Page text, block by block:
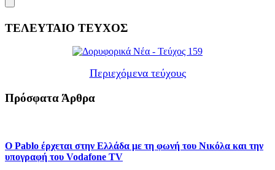
ΤΕΛΕΥΤΑΙΟ ΤΕΥΧΟΣ
Περιεχόμενα τεύχους
Πρόσφατα Άρθρα
Ο Pablo έρχεται στην Ελλάδα με τη φωνή του Νικόλα και την
υπογραφή του Vodafone TV